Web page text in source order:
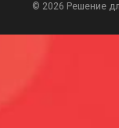
© 2026 Решение